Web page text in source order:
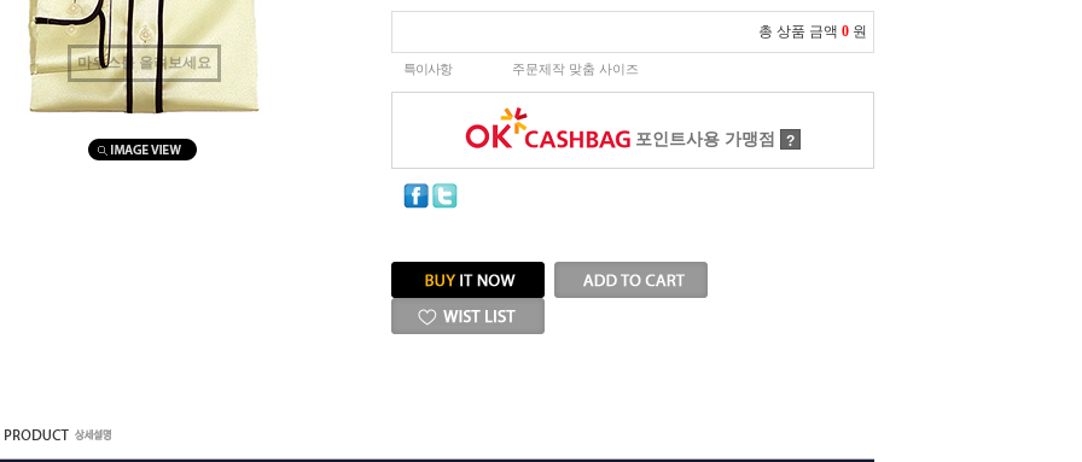
마우스를 올려보세요
총 상품 금액 0 원
특이사항 주문제작 맞춤 사이즈
포인트사용 가맹점 ?